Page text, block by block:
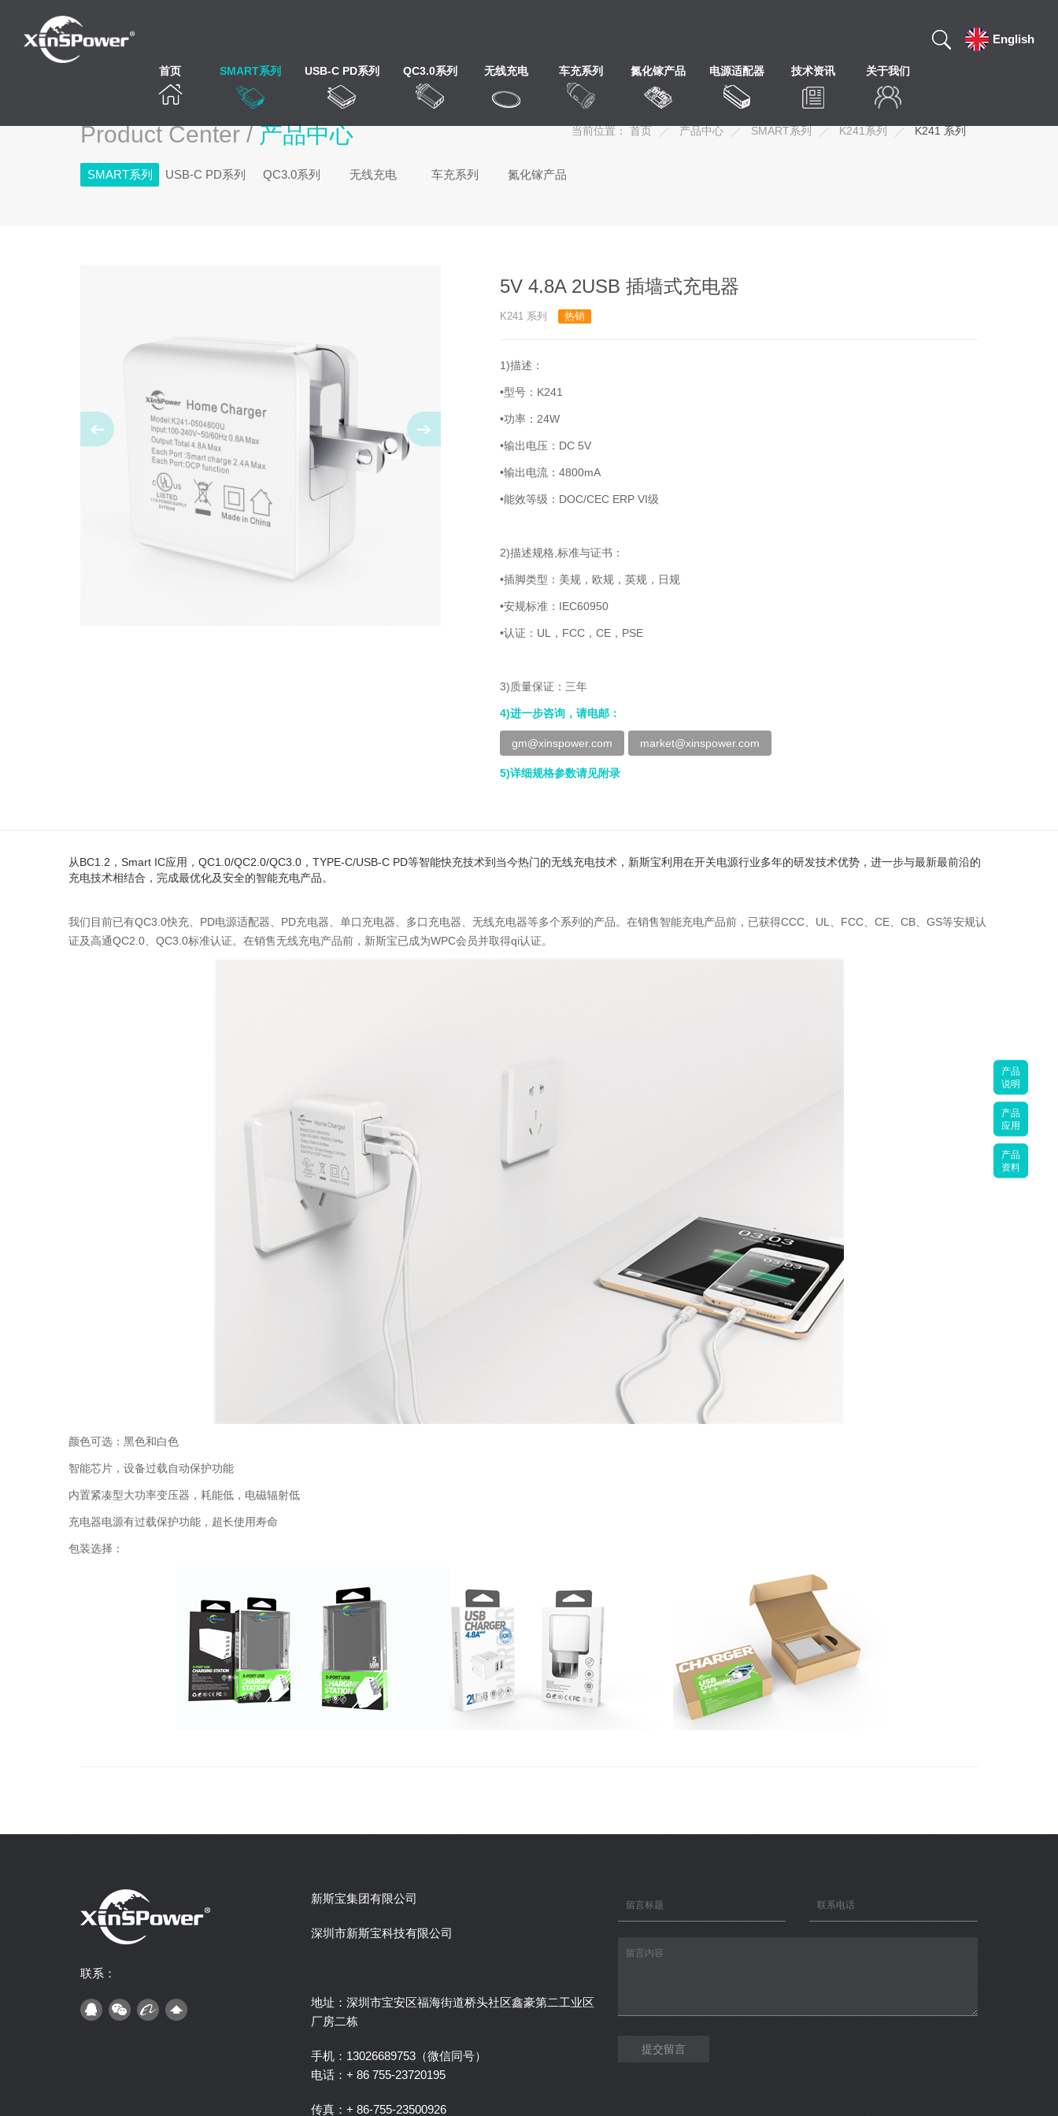
English
首页 SMART系列 USB-C PD系列 QC3.0系列 无线充电 车充系列 氮化镓产品 电源适配器 技术资讯 关于我们
Product Center /产品中心 当前位置： 首页 产品中心 SMART系列 K241系列 K241 系列
SMART系列 USB-C PD系列 QC3.0系列 无线充电 车充系列 氮化镓产品
5V 4.8A 2USB 插墙式充电器
K241 系列 热销
1)描述：
•型号：K241
•功率：24W
•输出电压：DC 5V
•输出电流：4800mA
•能效等级：DOC/CEC ERP VI级
2)描述规格,标准与证书：
•插脚类型：美规，欧规，英规，日规
•安规标准：IEC60950
•认证：UL，FCC，CE，PSE
3)质量保证：三年
4)进一步咨询，请电邮：
gm@xinspower.com market@xinspower.com
5)详细规格参数请见附录
从BC1.2，Smart IC应用，QC1.0/QC2.0/QC3.0，TYPE-C/USB-C PD等智能快充技术到当今热门的无线充电技术，新斯宝利用在开关电源行业多年的研发技术优势，进一步与最新最前沿的
充电技术相结合，完成最优化及安全的智能充电产品。
我们目前已有QC3.0快充、PD电源适配器、PD充电器、单口充电器、多口充电器、无线充电器等多个系列的产品。在销售智能充电产品前，已获得CCC、UL、FCC、CE、CB、GS等安规认
证及高通QC2.0、QC3.0标准认证。在销售无线充电产品前，新斯宝已成为WPC会员并取得qi认证。
颜色可选：黑色和白色
智能芯片，设备过载自动保护功能
内置紧凑型大功率变压器，耗能低，电磁辐射低
充电器电源有过载保护功能，超长使用寿命
包装选择：
产品
说明
产品
应用
产品
资料
联系：
新斯宝集团有限公司
深圳市新斯宝科技有限公司
地址：深圳市宝安区福海街道桥头社区鑫豪第二工业区
厂房二栋
手机：13026689753（微信同号）
电话：+ 86 755-23720195
传真：+ 86-755-23500926
提交留言